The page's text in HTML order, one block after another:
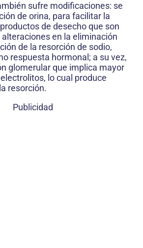
sufre modificaciones: se
de orina, para facilitar la
de desecho que son
en la eliminación
de la resorción de sodio,
respuesta hormonal; a su vez,
glomerular que implica mayor
lo cual produce
resorción.
Publicidad